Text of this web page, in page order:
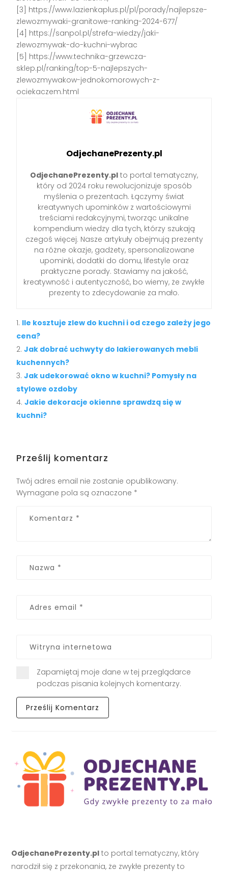
[3] https://www.lazienkaplus.pl/pl/porady/najlepsze-
zlewozmywaki-granitowe-ranking-2024-677/
[4] https://sanpol.pl/strefa-wiedzy/jaki-
zlewozmywak-do-kuchni-wybrac
[5] https://www.technika-grzewcza-
sklep.pl/ranking/top-5-najlepszych-
zlewozmywakow-jednokomorowych-z-
ociekaczem.html
OdjechanePrezenty.pl
OdjechanePrezenty.pl to portal tematyczny,
który od 2024 roku rewolucjonizuje sposób
myślenia o prezentach. Łączymy świat
kreatywnych upominków z wartościowymi
treściami redakcyjnymi, tworząc unikalne
kompendium wiedzy dla tych, którzy szukają
czegoś więcej. Nasze artykuły obejmują prezenty
na różne okazje, gadżety, spersonalizowane
upominki, dodatki do domu, lifestyle oraz
praktyczne porady. Stawiamy na jakość,
kreatywność i autentyczność, bo wiemy, że zwykłe
prezenty to zdecydowanie za mało.
Ile kosztuje zlew do kuchni i od czego zależy jego
cena?
Jak dobrać uchwyty do lakierowanych mebli
kuchennych?
Jak udekorować okno w kuchni? Pomysły na
stylowe ozdoby
Jakie dekoracje okienne sprawdzą się w
kuchni?
Prześlij komentarz
Twój adres email nie zostanie opublikowany.
Wymagane pola są oznaczone *
Zapamiętaj moje dane w tej przeglądarce
podczas pisania kolejnych komentarzy.
OdjechanePrezenty.pl to portal tematyczny, który
narodził się z przekonania, że zwykłe prezenty to